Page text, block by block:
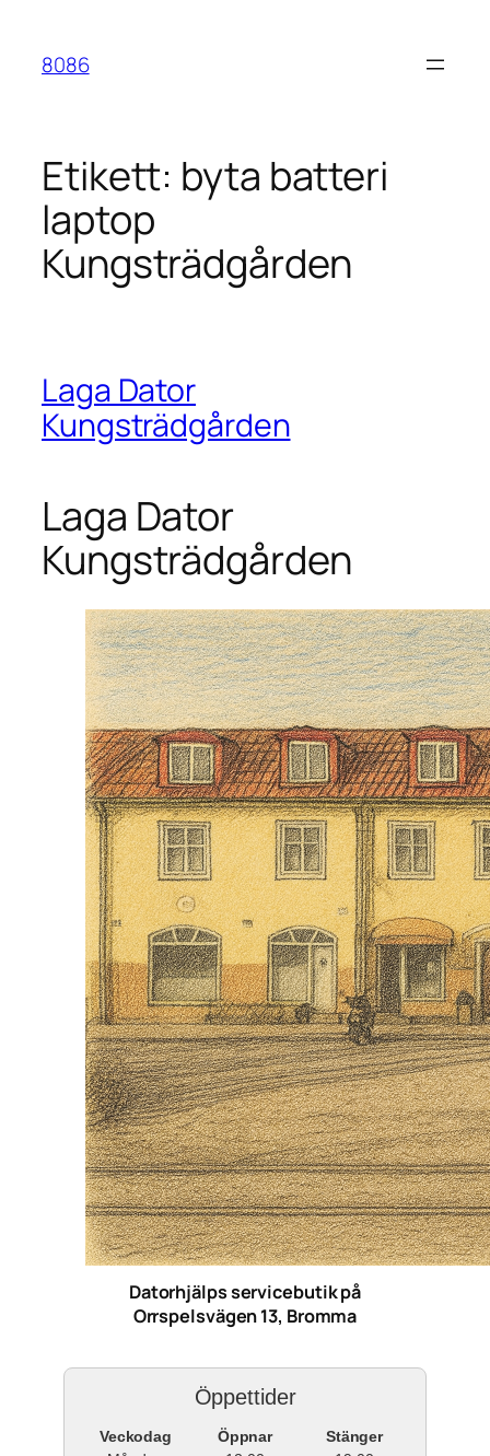
innehåll
8086
Etikett: byta batteri
laptop
Kungsträdgården
Laga Dator
Kungsträdgården
Laga Dator
Kungsträdgården
Datorhjälps servicebutik på
Orrspelsvägen 13, Bromma
Öppettider
Veckodag Öppnar
Stänger